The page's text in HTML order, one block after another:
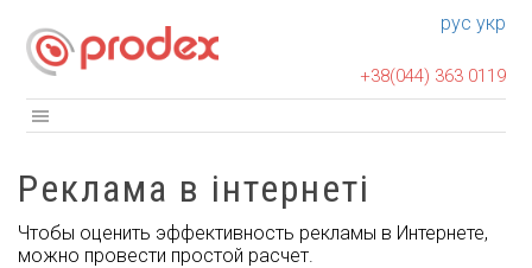
рус укр
+38(044) 363 0119
Реклама в інтернеті
Чтобы оценить эффективность рекламы в Интернете,
можно провести простой расчет.